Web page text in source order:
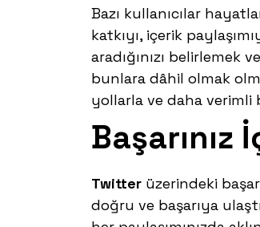
Bazı kullanıcılar
katkıyı, içerik
aradığınızı belirlemek ve
bunlara dâhil olmak
yollarla ve daha verimli
Twitter üzerindeki
doğru ve başarıya